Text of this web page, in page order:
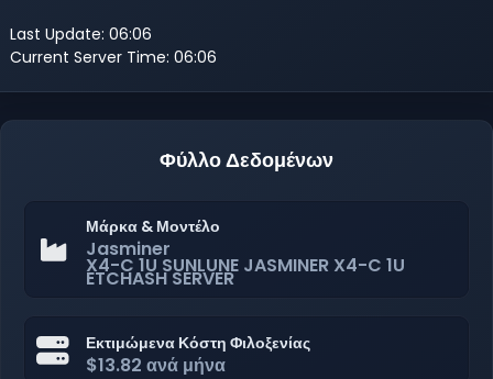
Last Update: 06:06
Current Server Time: 06:06
Φύλλο Δεδομένων
Μάρκα & Μοντέλο
Jasminer
X4-C 1U SUNLUNE JASMINER X4-C 1U
ETCHASH SERVER
Εκτιμώμενα Κόστη Φιλοξενίας
$13.82 ανά μήνα